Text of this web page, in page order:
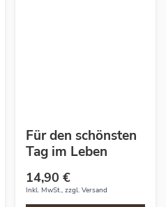
Für den schönsten
Tag im Leben
14,90 €
Inkl. MwSt., zzgl. Versand